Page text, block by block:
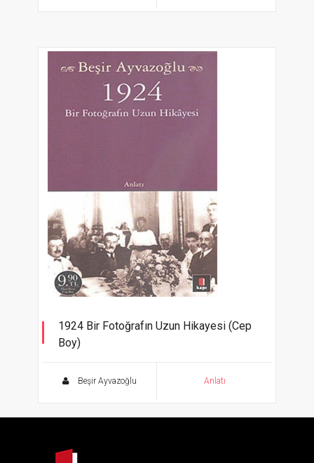
1924 Bir Fotoğrafın Uzun Hikayesi (Cep
Boy)
Beşir Ayvazoğlu Anlatı